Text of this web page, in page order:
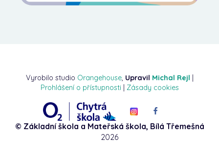
Vyrobilo studio Orangehouse, Upravil Michal Rejl |
Prohlášení o přístupnosti | Zásady cookies
© Základní škola a Mateřská škola, Bílá Třemešná
2026